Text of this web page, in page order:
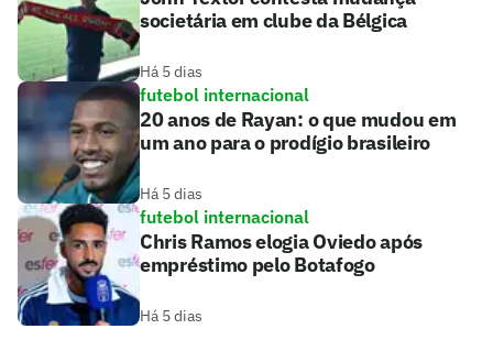
societária em clube da Bélgica
Há 5 dias
futebol internacional
20 anos de Rayan: o que mudou em
um ano para o prodígio brasileiro
Há 5 dias
futebol internacional
Chris Ramos elogia Oviedo após
empréstimo pelo Botafogo
Há 5 dias